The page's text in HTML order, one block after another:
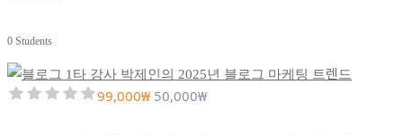
0 Students
99,000₩ 50,000₩